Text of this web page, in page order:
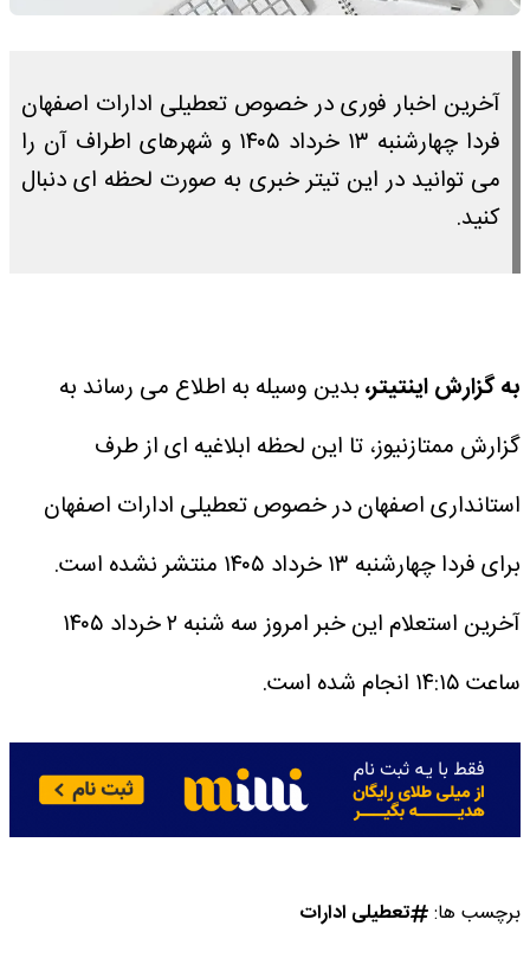
آخرین اخبار فوری در خصوص تعطیلی ادارات اصفهان
فردا چهارشنبه ۱۳ خرداد ۱۴۰۵ و شهرهای اطراف آن را
می توانید در این تیتر خبری به صورت لحظه ای دنبال
کنید.
به گزارش اینتیتر،بدین وسیله به اطلاع می رساند به
گزارش ممتازنیوز، تا این لحظه ابلاغیه ای از طرف
استانداری اصفهان در خصوص تعطیلی ادارات اصفهان
برای فردا چهارشنبه ۱۳ خرداد ۱۴۰۵ منتشر نشده است.
آخرین استعلام این خبر امروز سه شنبه ۲ خرداد ۱۴۰۵
ساعت ۱۴:۱۵ انجام شده است.
برچسب ها: تعطیلی ادارات